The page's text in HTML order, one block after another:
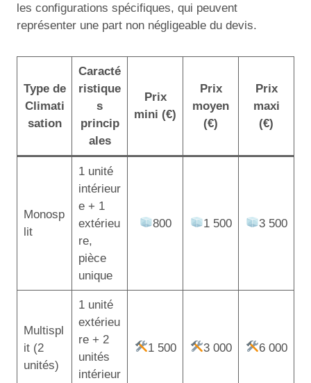
les configurations spécifiques, qui peuvent
représenter une part non négligeable du devis.
Type de
Climati
sation
Caracté
ristique
s
princip
ales
Prix
mini (€)
Prix
moyen
(€)
Prix
maxi
(€)
Monosp
lit
1 unité
intérieur
e + 1
extérieu
re,
pièce
unique
800 1 500 3 500
Multispl
it (2
unités)
1 unité
extérieu
re + 2
unités
intérieur
1 500 3 000 6 000